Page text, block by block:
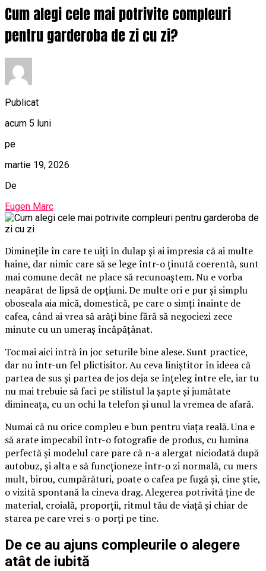
Cum alegi cele mai potrivite compleuri
pentru garderoba de zi cu zi?
Publicat
acum 5 luni
pe
martie 19, 2026
De
Eugen Marc
Diminețile în care te uiți în dulap și ai impresia că ai multe
haine, dar nimic care să se lege într-o ținută coerentă, sunt
mai comune decât ne place să recunoaștem. Nu e vorba
neapărat de lipsă de opțiuni. De multe ori e pur și simplu
oboseala aia mică, domestică, pe care o simți înainte de
cafea, când ai vrea să arăți bine fără să negociezi zece
minute cu un umeraș încăpățânat.
Tocmai aici intră în joc seturile bine alese. Sunt practice,
dar nu într-un fel plictisitor. Au ceva liniștitor în ideea că
partea de sus și partea de jos deja se înțeleg între ele, iar tu
nu mai trebuie să faci pe stilistul la șapte și jumătate
dimineața, cu un ochi la telefon și unul la vremea de afară.
Numai că nu orice compleu e bun pentru viața reală. Una e
să arate impecabil într-o fotografie de produs, cu lumina
perfectă și modelul care pare că n-a alergat niciodată după
autobuz, și alta e să funcționeze într-o zi normală, cu mers
mult, birou, cumpărături, poate o cafea pe fugă și, cine știe,
o vizită spontană la cineva drag. Alegerea potrivită ține de
material, croială, proporții, ritmul tău de viață și chiar de
starea pe care vrei s-o porți pe tine.
De ce au ajuns compleurile o alegere
atât de iubită